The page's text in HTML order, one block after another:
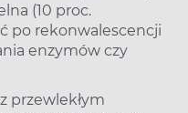
(10 proc.
po rekonwalescencji
enzymów czy
przewlekłym